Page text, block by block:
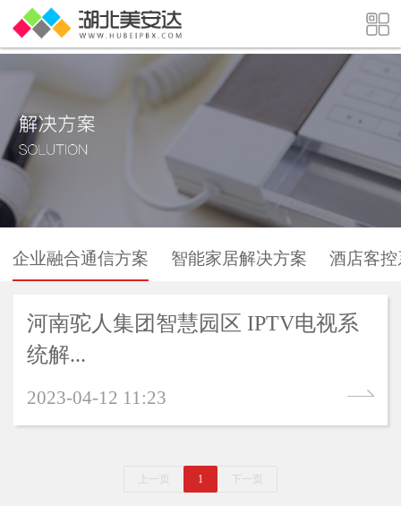
企业融合通信方案 智能家居解决方案 酒店客
河南驼人集团智慧园区 IPTV电视系
统解...
2023-04-12 11:23
上一页 1 下一页